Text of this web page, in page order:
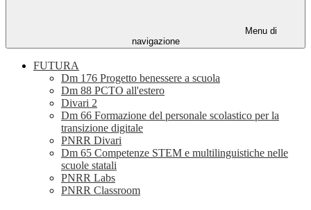
Menu di
navigazione
FUTURA
Dm 176 Progetto benessere a scuola
Dm 88 PCTO all'estero
Divari 2
Dm 66 Formazione del personale scolastico per la
transizione digitale
PNRR Divari
Dm 65 Competenze STEM e multilinguistiche nelle
scuole statali
PNRR Labs
PNRR Classroom